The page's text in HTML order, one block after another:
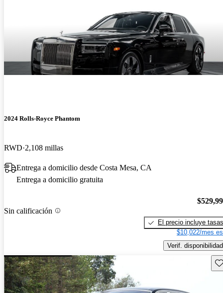
2024 Rolls-Royce Phantom
RWD 2,108 millas
Entrega a domicilio desde Costa Mesa, CA
Entrega a domicilio gratuita
Sin calificación
El precio incluye tasas
$10,022/mes
Verif. disponibilidad